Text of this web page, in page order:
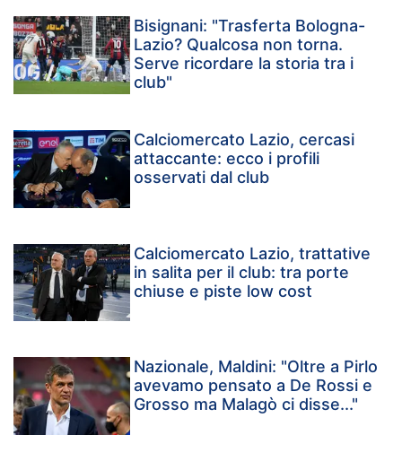
Bisignani: "Trasferta Bologna-
Lazio? Qualcosa non torna.
Serve ricordare la storia tra i
club"
Calciomercato Lazio, cercasi
attaccante: ecco i profili
osservati dal club
Calciomercato Lazio, trattative
in salita per il club: tra porte
chiuse e piste low cost
Nazionale, Maldini: "Oltre a Pirlo
avevamo pensato a De Rossi e
Grosso ma Malagò ci disse..."